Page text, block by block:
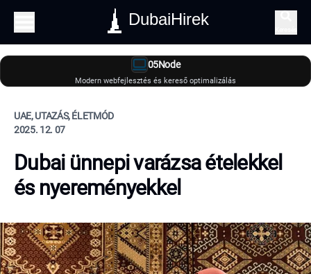
DubaiHirek
05Node
Modern webfejlesztés és kereső optimalizálás
UAE, UTAZÁS, ÉLETMÓD
2025. 12. 07
Dubai ünnepi varázsa ételekkel
és nyereményekkel